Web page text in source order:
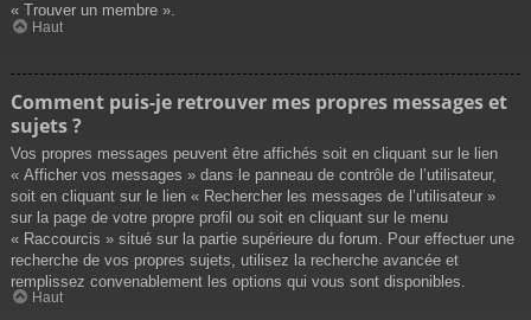
« Trouver un membre ».
Haut
Comment puis-je retrouver mes propres messages et
sujets ?
Vos propres messages peuvent être affichés soit en cliquant sur le lien
« Afficher vos messages » dans le panneau de contrôle de l’utilisateur,
soit en cliquant sur le lien « Rechercher les messages de l’utilisateur »
sur la page de votre propre profil ou soit en cliquant sur le menu
« Raccourcis » situé sur la partie supérieure du forum. Pour effectuer une
recherche de vos propres sujets, utilisez la recherche avancée et
remplissez convenablement les options qui vous sont disponibles.
Haut